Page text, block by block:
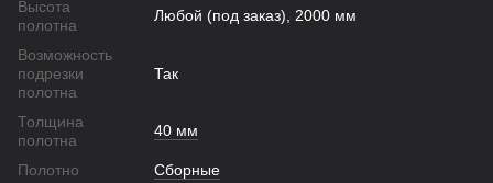
Высота
полотна
Любой (под заказ), 2000 мм
Возможность
подрезки
полотна
Так
Толщина
полотна
40 мм
Полотно
Сборные